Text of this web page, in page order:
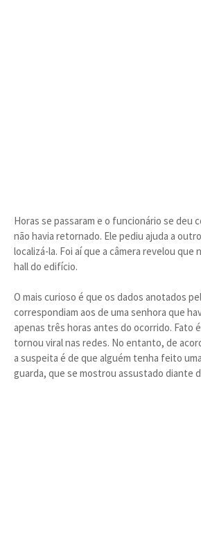
Horas se passaram e o funcionário se deu
não havia retornado. Ele pediu ajuda a
localizá-la. Foi aí que a câmera revelou que
hall do edifício.
O mais curioso é que os dados anotados
correspondiam aos de uma senhora que
apenas três horas antes do ocorrido. Fato
tornou viral nas redes. No entanto, de
a suspeita é de que alguém tenha feito
guarda, que se mostrou assustado diante